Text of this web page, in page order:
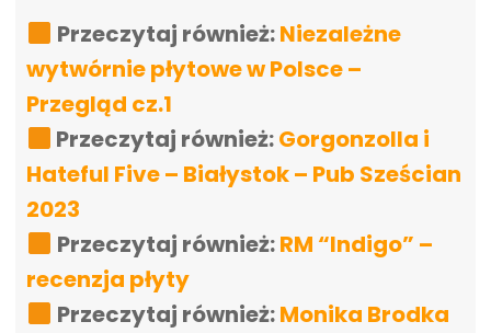
Przeczytaj również:Niezależne
wytwórnie płytowe w Polsce –
Przegląd cz.1
Przeczytaj również:Gorgonzolla i
Hateful Five – Białystok – Pub Sześcian
2023
Przeczytaj również:RM “Indigo” –
recenzja płyty
Przeczytaj również:Monika Brodka